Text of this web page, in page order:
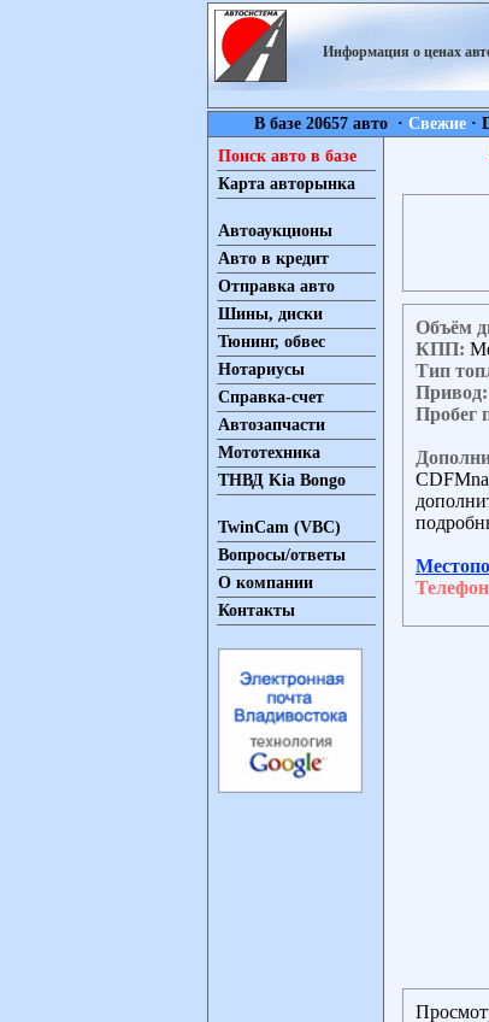
Информация о ценах
В базе 20657 авто · Свежие·
Поиск авто в базе
Карта авторынка
Автоаукционы
Авто в кредит
Отправка авто
Шины, диски
Тюнинг, обвес
Нотариусы
Справка-счет
Автозапчасти
Мототехника
ТНВД Kia Bongo
TwinCam (VBC)
Вопросы/ответы
О компании
Контакты
Объём
КПП:
Тип
Привод:
Пробег